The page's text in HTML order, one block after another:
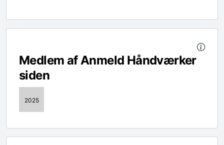
Medlem af Anmeld Håndværker
siden
2025